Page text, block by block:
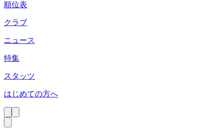
順位表
クラブ
ニュース
特集
スタッツ
はじめての方へ